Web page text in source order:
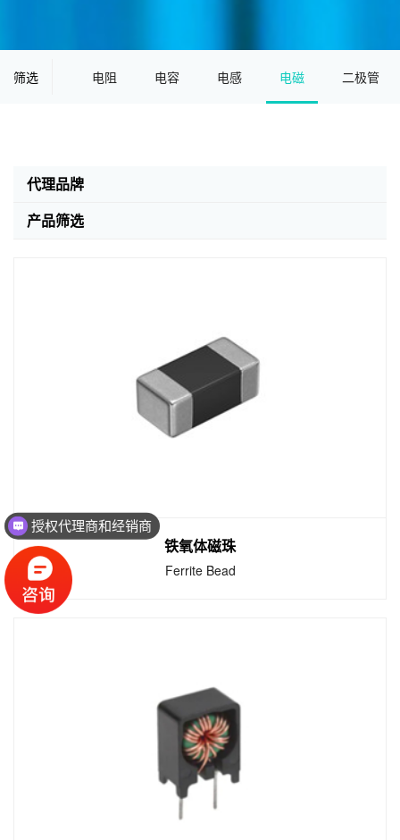
筛选 电阻 电容 电感 电磁 二极管
代理品牌
产品筛选
铁氧体磁珠
Ferrite Bead
铁氧体磁珠
Ferrite Bead
片式铁氧体磁珠是应用最为广泛的EMI抑制元
件，一般根据生产厂家提供的数据和阻抗频率
曲线选择使用。厂家通常提供阻抗、直流电
阻、额定电流等数据和阻抗频率曲线。
授权代理商和经销商